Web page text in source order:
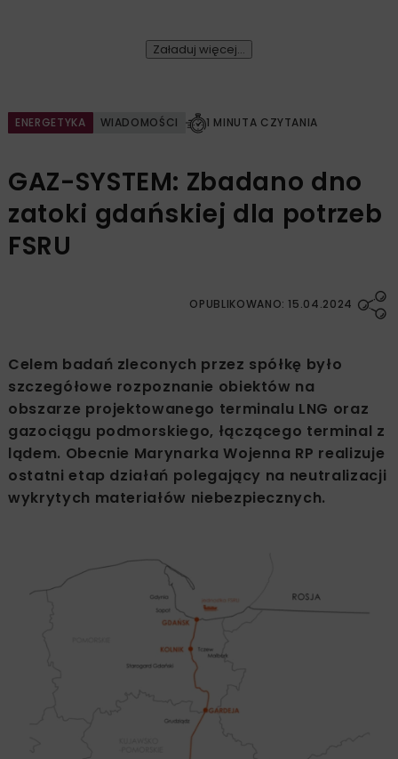
Załaduj więcej...
ENERGETYKA WIADOMOŚCI 1 MINUTA CZYTANIA
GAZ-SYSTEM: Zbadano dno
zatoki gdańskiej dla potrzeb
FSRU
OPUBLIKOWANO: 15.04.2024
Celem badań zleconych przez spółkę było
szczegółowe rozpoznanie obiektów na
obszarze projektowanego terminalu LNG oraz
gazociągu podmorskiego, łączącego terminal z
lądem. Obecnie Marynarka Wojenna RP realizuje
ostatni etap działań polegający na neutralizacji
wykrytych materiałów niebezpiecznych.